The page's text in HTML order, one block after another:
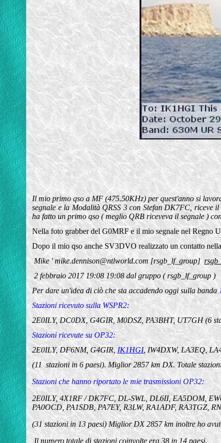
Il mio primo qso a MF (475.50KHz) per quest'anno si
segnale e la Modalità QRSS 3 con Stefan DK7FC, riceve
ha fatto un primo qso ( meglio QRB riceveva il segnale )
Nella foto grabber del G0MRF e il mio segnale nel Regno
Dopo il mio qso anche SV3DVO realizzato un contatto
Mike 'mike.dennison@ntlworld.com[rsgb_lf_group]
2 febbraio 2017 19:08 19:08 dal gruppo ( rsgb_lf_group )
Per dare un'idea di ciò che sta accadendo oggi sulla banda
Stazioni ricevuto sulla WSPR2:
2E0ILY, DC0DX, G4GIR, M0DSZ, PA3BHT, UT7GH (6
Stazioni ricevute su OP32:
2E0ILY, DF6NM, G4GIR,IK1HGI, IW4DXW, LA3EQ,
(11 stazioni in 6 paesi). Miglior 2857 km DX. Totale
Stazioni che hanno riportato le mie trasmissioni OP32:
2E0ILY, 4X1RF / DK7FC, DL-SWL, DL6II, EA5DOM,
PA0OCD, PA1SDB, PA7EY, R3LW, RA1ADF, RA3TGZ,
(31 stazioni in 13 paesi) Miglior DX 2857 km inoltre ho
Il numero totale di stazioni coinvolte era 38 in 14 paesi.